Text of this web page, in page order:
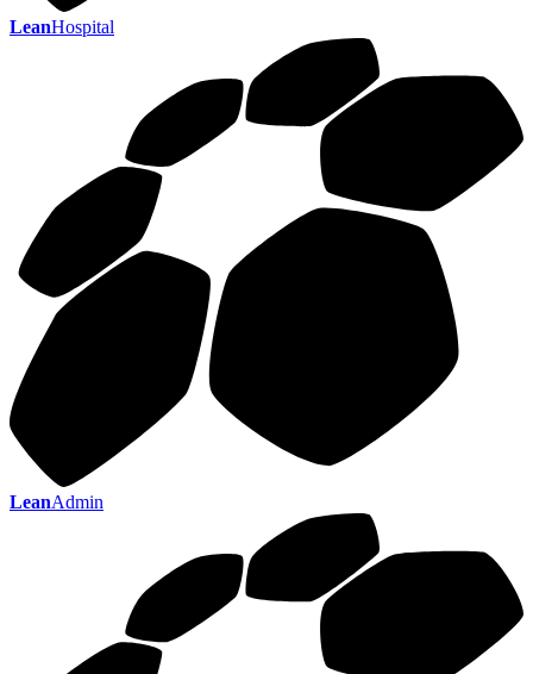
LeanHospital
LeanAdmin